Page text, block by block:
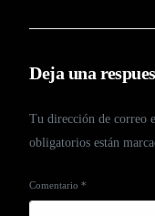
Deja una
Tu dirección de correo
obligatorios están
Comentario*